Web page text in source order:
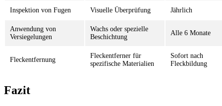
Inspektion von Fugen Visuelle Überprüfung Jährlich
Anwendung von
Versiegelungen
Wachs oder spezielle
Beschichtung
Alle 6 Monate
Fleckentfernung
Fleckentferner für
spezifische Materialien
Sofort nach
Fleckbildung
Fazit